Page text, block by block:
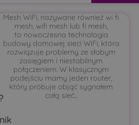
Mesh WiFi, nazywane również wi fi
mesh, wifi mesh lub fi mesh,
to nowoczesna technologia
budowy domowej sieci WiFi, która
rozwiązuje problemy ze słabym
zasięgiem i niestabilnym
połączeniem. W klasycznym
podejściu mamy jeden router,
który próbuje objąć sygnałem
całą sieć...